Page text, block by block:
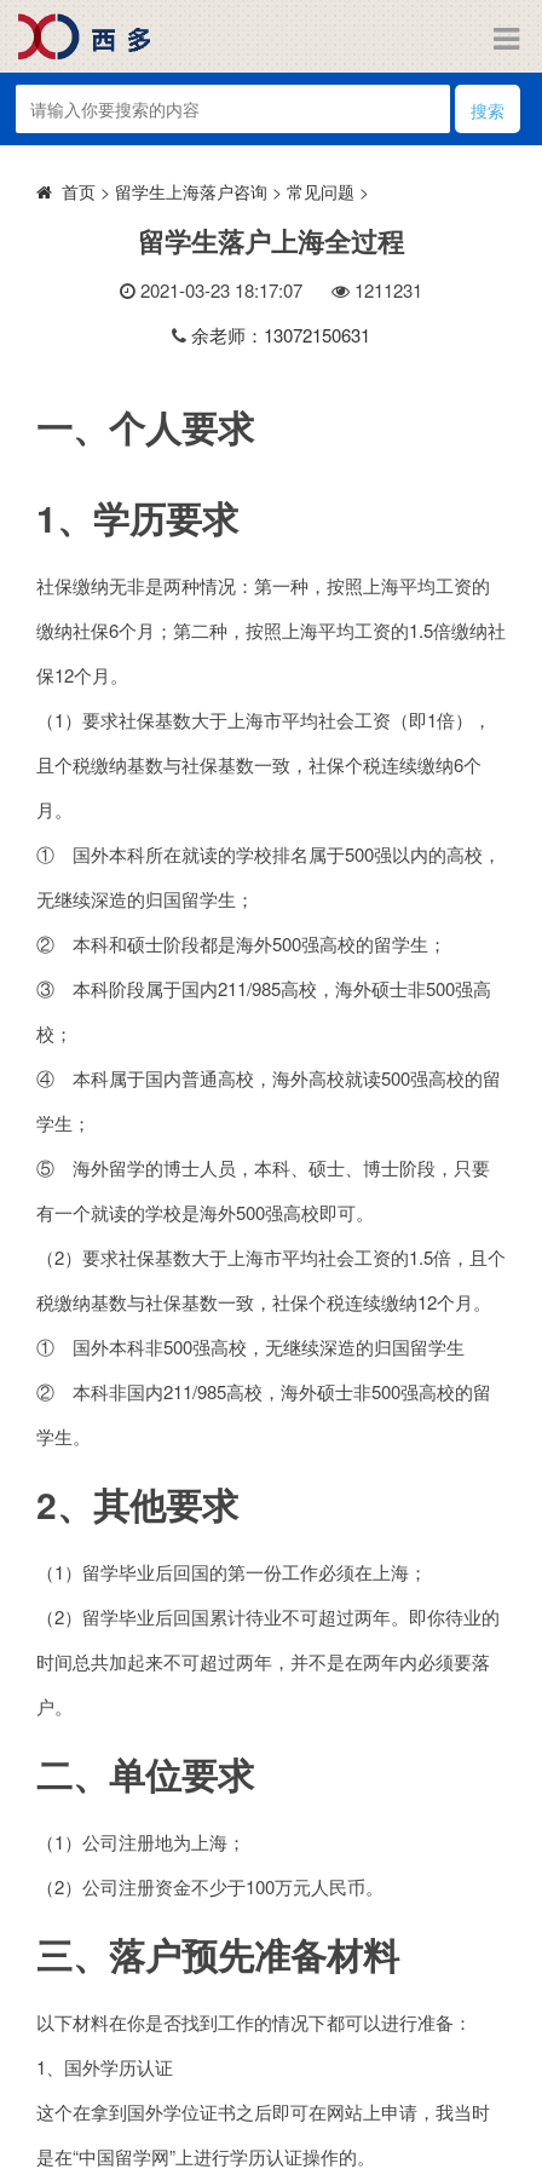
搜索
首页 > 留学生上海落户咨询 > 常见问题 >
留学生落户上海全过程
2021-03-23 18:17:07 1211231
余老师：13072150631
一、个人要求
1、学历要求
社保缴纳无非是两种情况：第一种，按照上海平均工资的
缴纳社保6个月；第二种，按照上海平均工资的1.5倍缴纳社
保12个月。
（1）要求社保基数大于上海市平均社会工资（即1倍），
且个税缴纳基数与社保基数一致，社保个税连续缴纳6个
月。
① 国外本科所在就读的学校排名属于500强以内的高校，
无继续深造的归国留学生；
② 本科和硕士阶段都是海外500强高校的留学生；
③ 本科阶段属于国内211/985高校，海外硕士非500强高
校；
④ 本科属于国内普通高校，海外高校就读500强高校的留
学生；
⑤ 海外留学的博士人员，本科、硕士、博士阶段，只要
有一个就读的学校是海外500强高校即可。
（2）要求社保基数大于上海市平均社会工资的1.5倍，且个
税缴纳基数与社保基数一致，社保个税连续缴纳12个月。
① 国外本科非500强高校，无继续深造的归国留学生
② 本科非国内211/985高校，海外硕士非500强高校的留
学生。
2、其他要求
（1）留学毕业后回国的第一份工作必须在上海；
（2）留学毕业后回国累计待业不可超过两年。即你待业的
时间总共加起来不可超过两年，并不是在两年内必须要落
户。
二、单位要求
（1）公司注册地为上海；
（2）公司注册资金不少于100万元人民币。
三、落户预先准备材料
以下材料在你是否找到工作的情况下都可以进行准备：
1、国外学历认证
这个在拿到国外学位证书之后即可在网站上申请，我当时
是在“中国留学网”上进行学历认证操作的。